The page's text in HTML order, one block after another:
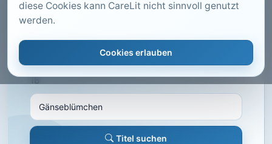
diese Cookies kann CareLit nicht sinnvoll genutzt
werden.
Cookies erlauben
CARELIT FACHARTIKEL
Gänseblümchen
Rupprecht, M.; · Naturheilpraxis mit
Naturmedizin, München · 2014 · Heft 6 · S. 17 bis
18
Titel suchen